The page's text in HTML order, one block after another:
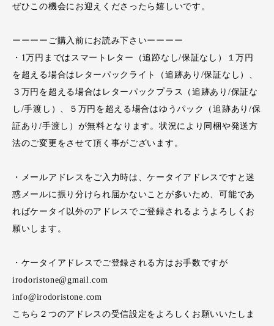
ぜひこの機会にお迎えくださったら嬉しいです。
ーーーーご購入前にお読み下さいーーーー
・1万円まではスマートレター（追跡なし/保証なし）１万円
を超える場合はレターパックライト（追跡あり/保証なし）、
３万円を超える場合はレターパックプラス（追跡あり/保証な
し/手渡し）、５万円を超える場合はゆうパック（追跡あり/保
証あり/手渡し）が無料となります。状況により同梱や発送方
法のご変更をさせて頂く事がございます。
・メールアドレスをご入力時は、ケータイアドレスですと迷
惑メールに振り分けられ届かないことが多いため、可能であ
ればケータイ以外のアドレスでご登録されるようよろしくお
願いします。
・ケータイアドレスでご登録される方はお手数ですが
irodoristone@gmail.com
info@irodoristone.com
こちら２つのアドレスの受信設定をよろしくお願いいたしま